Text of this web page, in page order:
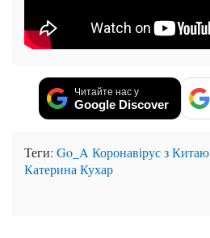
Читайте нас у
Google Discover
Теги: Go_AКоронавірус з Китаю
Катерина Кухар